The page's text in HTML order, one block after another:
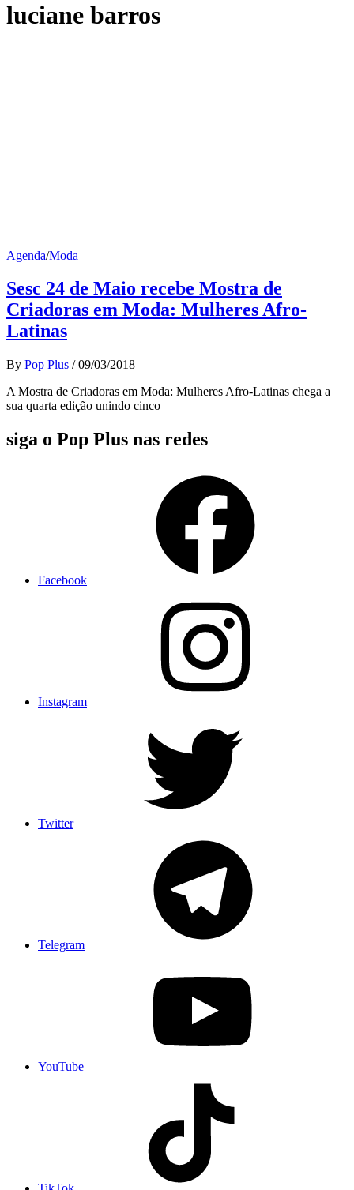
luciane barros
Agenda/Moda
Sesc 24 de Maio recebe Mostra de
Criadoras em Moda: Mulheres Afro-
Latinas
By Pop Plus / 09/03/2018
A Mostra de Criadoras em Moda: Mulheres Afro-Latinas chega a
sua quarta edição unindo cinco
siga o Pop Plus nas redes
Facebook
Instagram
Twitter
Telegram
YouTube